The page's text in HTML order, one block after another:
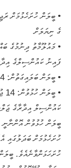
ގެ ނިޔަލަށް
ފައިނު ކައުންސިލްގެ
• ބީލަން ބަލައިގަތުން: 14 ޖުލައި 2024 ވަނަ ދުވަހުގެ 13.00 ގެ ނިޔަލަށް.
ކައުންސިލް އިދާރާގެ
ބީލަން ހުޅުވުން އޮންނާނީ
ހުށަހެޅުމަށް ބަދަލުގައި
ހުށަހަޅަންވާނެއެވެ.